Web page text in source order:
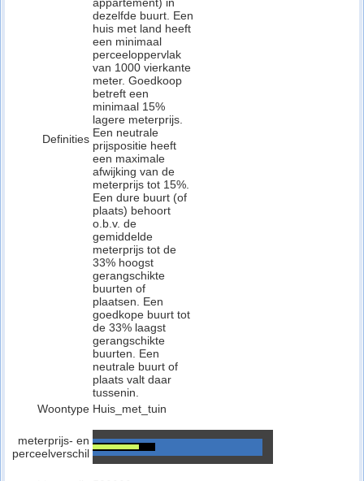
Definities
dezelfde buurt. Een
huis met land heeft
een minimaal
perceeloppervlak
van 1000 vierkante
meter. Goedkoop
betreft een
minimaal 15%
lagere meterprijs.
Een neutrale
prijspositie heeft
een maximale
afwijking van de
meterprijs tot 15%.
Een dure buurt (of
plaats) behoort
o.b.v. de
gemiddelde
meterprijs tot de
33% hoogst
gerangschikte
buurten of
plaatsen. Een
goedkope buurt tot
de 33% laagst
gerangschikte
buurten. Een
neutrale buurt of
plaats valt daar
tussenin.
Woontype Huis_met_tuin
meterprijs- en
perceelverschil